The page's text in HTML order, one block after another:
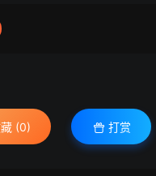
(0) 打赏